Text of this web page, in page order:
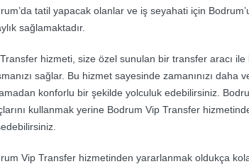
tatil yapacak olanlar ve iş seyahati için
sağlamaktadır.
hizmeti, size özel sunulan bir transfer aracı
sağlar. Bu hizmet sayesinde zamanınızı
konforlu bir şekilde yolculuk edebilirsiniz.
kullanmak yerine Bodrum Vip Transfer
Vip Transfer hizmetinden yararlanmak oldukça